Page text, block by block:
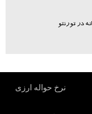
نرخ حواله ارزی